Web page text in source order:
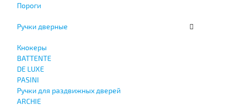
Пороги
Ручки дверные
Кнокеры
BATTENTE
DE LUXE
PASINI
Ручки для раздвижных дверей
ARCHIE